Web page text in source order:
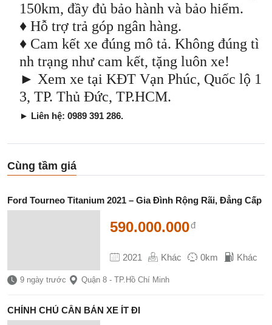
150km, đầy đủ bảo hành và bảo hiểm.
♦ Hỗ trợ trả góp ngân hàng.
♦ Cam kết xe đúng mô tả. Không đúng tì
nh trạng như cam kết, tặng luôn xe!
► Xem xe tại KĐT Vạn Phúc, Quốc lộ 1
3, TP. Thủ Đức, TP.HCM.
► Liên hệ: 0989 391 286.
Cùng tầm giá
Ford Tourneo Titanium 2021 – Gia Đình Rộng Rãi, Đẳng Cấp
2021 Khác 0km Khác
590.000.000đ
9 ngày trước Quận 8 - TP.Hồ Chí Minh
CHÍNH CHỦ CẦN BÁN XE ÍT ĐI